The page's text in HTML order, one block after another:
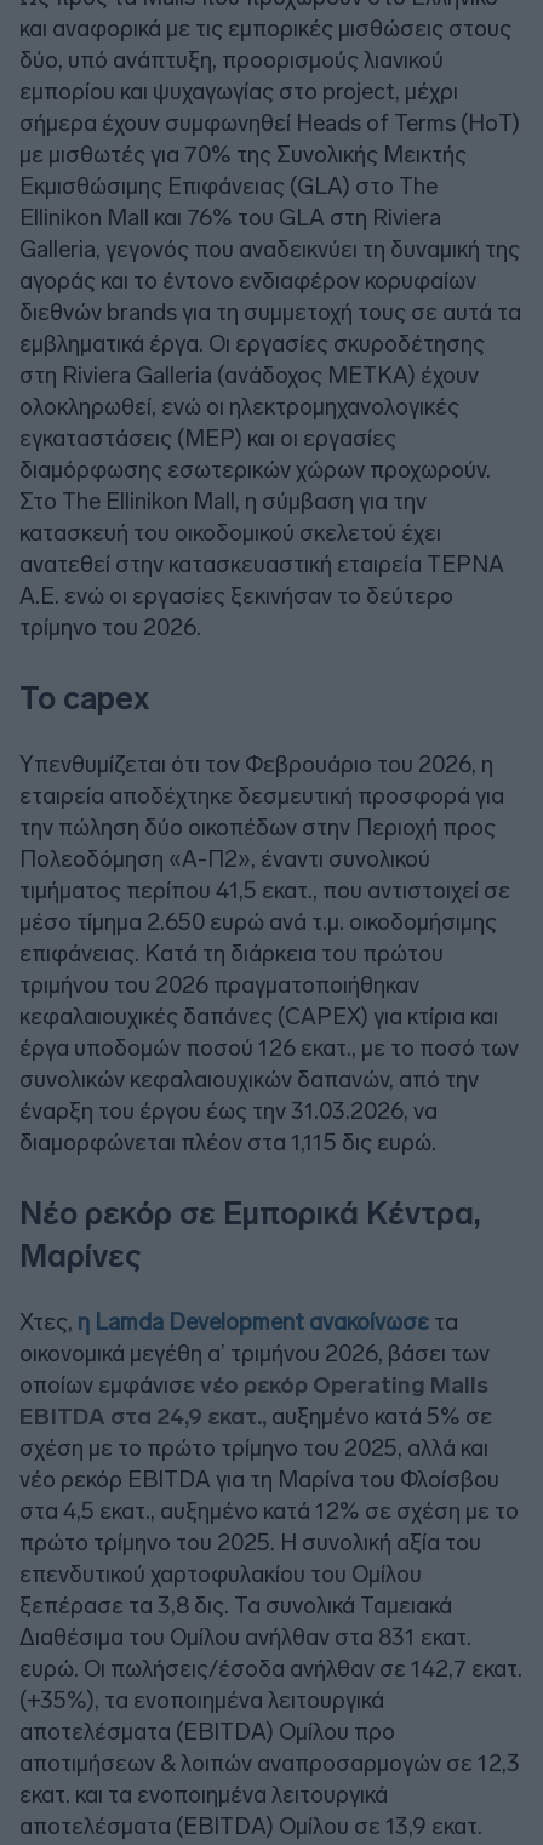
και αναφορικά με τις εμπορικές μισθώσεις στους
δύο, υπό ανάπτυξη, προορισμούς λιανικού
εμπορίου και ψυχαγωγίας στο project, μέχρι
σήμερα έχουν συμφωνηθεί Heads of Terms (HoT)
με μισθωτές για 70% της Συνολικής Μεικτής
Εκμισθώσιμης Επιφάνειας (GLA) στο The
Ellinikon Mall και 76% του GLA στη Riviera
Galleria, γεγονός που αναδεικνύει τη δυναμική της
αγοράς και το έντονο ενδιαφέρον κορυφαίων
διεθνών brands για τη συμμετοχή τους σε αυτά τα
εμβληματικά έργα. Οι εργασίες σκυροδέτησης
στη Riviera Galleria (ανάδοχος ΜΕΤΚΑ) έχουν
ολοκληρωθεί, ενώ οι ηλεκτρομηχανολογικές
εγκαταστάσεις (MEP) και οι εργασίες
διαμόρφωσης εσωτερικών χώρων προχωρούν.
Στο The Ellinikon Mall, η σύμβαση για την
κατασκευή του οικοδομικού σκελετού έχει
ανατεθεί στην κατασκευαστική εταιρεία ΤΕΡΝΑ
Α.Ε. ενώ οι εργασίες ξεκινήσαν το δεύτερο
τρίμηνο του 2026.
Το capex
Υπενθυμίζεται ότι τον Φεβρουάριο του 2026, η
εταιρεία αποδέχτηκε δεσμευτική προσφορά για
την πώληση δύο οικοπέδων στην Περιοχή προς
Πολεοδόμηση «A-Π2», έναντι συνολικού
τιμήματος περίπου 41,5 εκατ., που αντιστοιχεί σε
μέσο τίμημα 2.650 ευρώ ανά τ.μ. οικοδομήσιμης
επιφάνειας. Κατά τη διάρκεια του πρώτου
τριμήνου του 2026 πραγματοποιήθηκαν
κεφαλαιουχικές δαπάνες (CAPEX) για κτίρια και
έργα υποδομών ποσού 126 εκατ., με το ποσό των
συνολικών κεφαλαιουχικών δαπανών, από την
έναρξη του έργου έως την 31.03.2026, να
διαμορφώνεται πλέον στα 1,115 δις ευρώ.
Νέο ρεκόρ σε Εμπορικά Κέντρα,
Μαρίνες
Χτες, η Lamda Development ανακοίνωσε τα
οικονομικά μεγέθη α’ τριμήνου 2026, βάσει των
οποίων εμφάνισε νέο ρεκόρ Operating Malls
EBITDA στα 24,9 εκατ., αυξημένο κατά 5% σε
σχέση με το πρώτο τρίμηνο του 2025, αλλά και
νέο ρεκόρ EBITDA για τη Μαρίνα του Φλοίσβου
στα 4,5 εκατ., αυξημένο κατά 12% σε σχέση με το
πρώτο τρίμηνο του 2025. Η συνολική αξία του
επενδυτικού χαρτοφυλακίου του Ομίλου
ξεπέρασε τα 3,8 δις. Τα συνολικά Ταμειακά
Διαθέσιμα του Ομίλου ανήλθαν στα 831 εκατ.
ευρώ. Οι πωλήσεις/έσοδα ανήλθαν σε 142,7 εκατ.
(+35%), τα ενοποιημένα λειτουργικά
αποτελέσματα (EBITDA) Ομίλου προ
αποτιμήσεων & λοιπών αναπροσαρμογών σε 12,3
εκατ. και τα ενοποιημένα λειτουργικά
αποτελέσματα (EBITDA) Ομίλου σε 13,9 εκατ.